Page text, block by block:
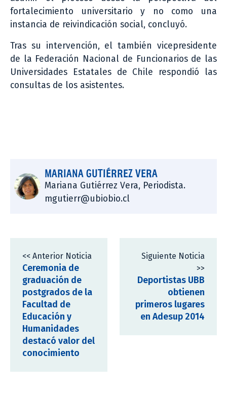
fortalecimiento universitario y no como una
instancia de reivindicación social, concluyó.
Tras su intervención, el también vicepresidente
de la Federación Nacional de Funcionarios de las
Universidades Estatales de Chile respondió las
consultas de los asistentes.
MARIANA GUTIÉRREZ VERA
Mariana Gutiérrez Vera, Periodista.
mgutierr@ubiobio.cl
<< Anterior Noticia
Ceremonia de
graduación de
postgrados de la
Facultad de
Educación y
Humanidades
destacó valor del
conocimiento
Siguiente Noticia
>>
Deportistas UBB
obtienen
primeros lugares
en Adesup 2014